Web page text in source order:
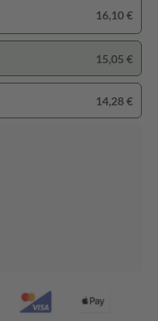
16,10 €
15,05 €
14,28 €